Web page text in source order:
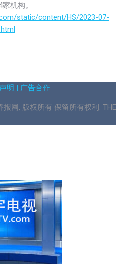
机构。
static/content/HS/2023-07-
明 | 广告合作
网, 版权所有 保留所有权利. THE